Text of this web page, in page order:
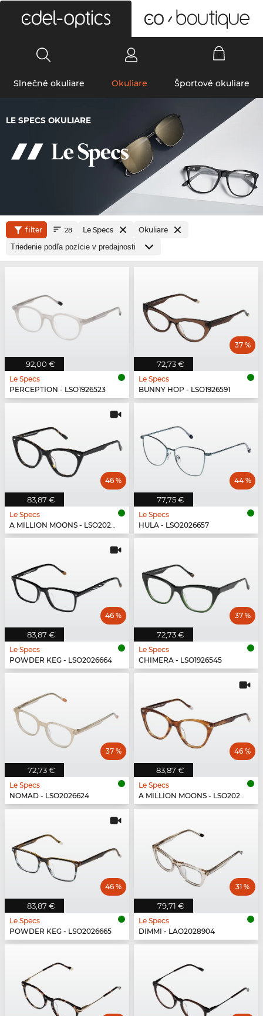
Slnečné okuliare Okuliare Športové okuliare
LE SPECS OKULIARE
filter 28 Le Specs Okuliare
92,00 €
Le Specs
PERCEPTION - LSO1926523
72,73 €
37 %
Le Specs
BUNNY HOP - LSO1926591
83,87 €
46 %
Le Specs
A MILLION MOONS - LSO2026662
77,75 €
44 %
Le Specs
HULA - LSO2026657
83,87 €
46 %
Le Specs
POWDER KEG - LSO2026664
72,73 €
37 %
Le Specs
CHIMERA - LSO1926545
72,73 €
37 %
Le Specs
NOMAD - LSO2026624
83,87 €
46 %
Le Specs
A MILLION MOONS - LSO2026663
83,87 €
46 %
Le Specs
POWDER KEG - LSO2026665
79,71 €
31 %
Le Specs
DIMMI - LAO2028904